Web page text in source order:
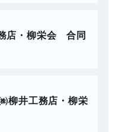
店・柳栄会 合同
井工務店・柳栄